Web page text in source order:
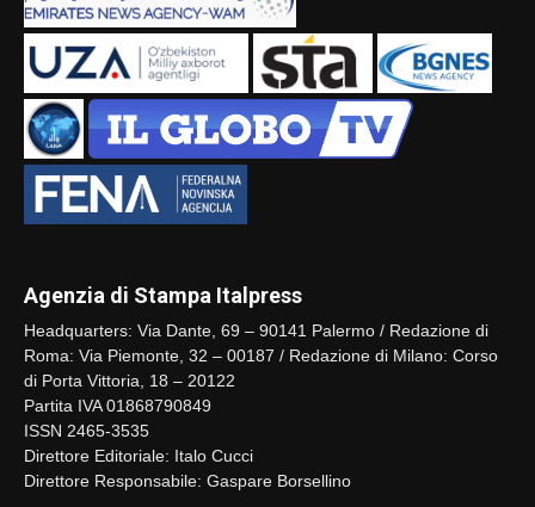
Agenzia di Stampa Italpress
Headquarters: Via Dante, 69 – 90141 Palermo / Redazione di
Roma: Via Piemonte, 32 – 00187 / Redazione di Milano: Corso
di Porta Vittoria, 18 – 20122
Partita IVA 01868790849
ISSN 2465-3535
Direttore Editoriale: Italo Cucci
Direttore Responsabile: Gaspare Borsellino